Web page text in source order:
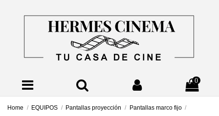
0
Home EQUIPOS Pantallas proyección
Pantallas marco fijo